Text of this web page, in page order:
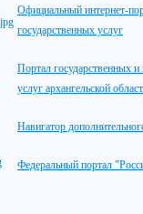
Официальный интернет-
государственных услуг
Портал государственных
услуг архангельской
Навигатор
Федеральный портал